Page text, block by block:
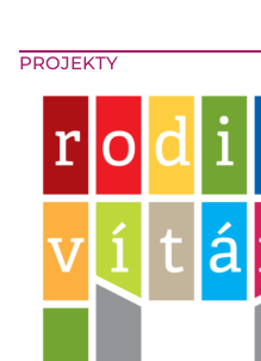
PROJEKTY